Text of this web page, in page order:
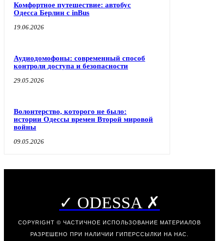
Комфортное путешествие: автобус
Одесса Берлин с inBus
19.06.2026
Аудиодомофоны: современный способ
контроля доступа и безопасности
29.05.2026
Волонтерство, которого не было:
истории Одессы времен Второй мировой
войны
09.05.2026
✓ ODESSA ✗
COPYRIGHT © ЧАСТИЧНОЕ ИСПОЛЬЗОВАНИЕ МАТЕРИАЛОВ
РАЗРЕШЕНО ПРИ НАЛИЧИИ ГИПЕРССЫЛКИ НА НАС.